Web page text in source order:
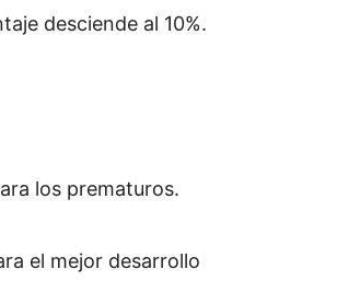
desciende al 10%.
los prematuros.
el mejor desarrollo